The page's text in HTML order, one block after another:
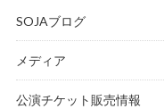
SOJAブログ
メディア
公演チケット販売情報